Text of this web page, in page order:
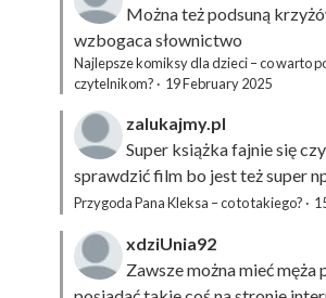
Można też podsuną
wzbogaca słownictwo
Najlepsze komiksy dla dzieci – co warto
czytelnikom? · 19 February 2025
zalukajmy.pl
Super książka fajnie się
sprawdzić film bo jest też super
Przygoda Pana Kleksa – co to takiego? ·
xdziUnia92
Zawsze można mieć